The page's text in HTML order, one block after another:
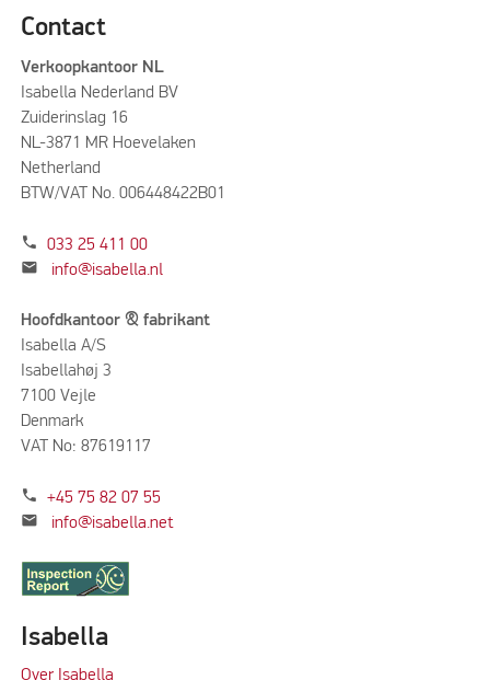
Contact
Verkoopkantoor NL
Isabella Nederland BV
Zuiderinslag 16
NL-3871 MR Hoevelaken
Netherland
BTW/VAT No. 006448422B01
phone 033 25 411 00
mail info@isabella.nl
Hoofdkantoor & fabrikant
Isabella A/S
Isabellahøj 3
7100 Vejle
Denmark
VAT No: 87619117
phone +45 75 82 07 55
mail info@isabella.net
Isabella
Over Isabella